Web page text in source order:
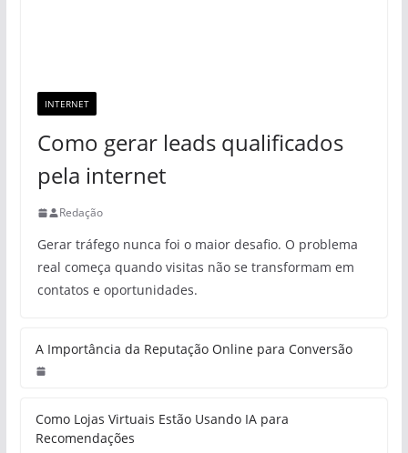
INTERNET
Como gerar leads qualificados
pela internet
Redação
Gerar tráfego nunca foi o maior desafio. O problema
real começa quando visitas não se transformam em
contatos e oportunidades.
A Importância da Reputação Online para Conversão
Como Lojas Virtuais Estão Usando IA para
Recomendações